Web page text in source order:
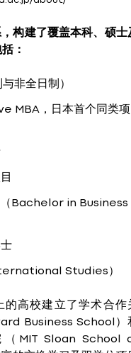
构建了覆盖本科、硕士
：
非全日制）
MBA，日本首个同类项
Bachelor in Business
Studies）
的高校建立了学术合作
Business School）
MIT Sloan School